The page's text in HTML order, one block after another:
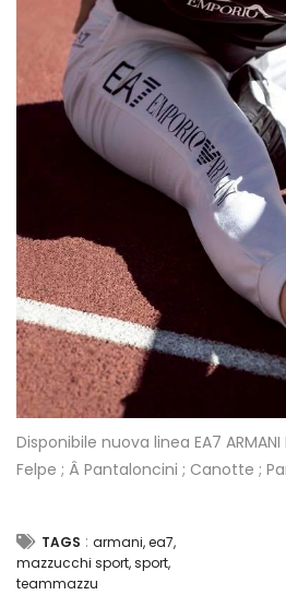
Disponibile nuova linea EA7
Felpe ; Â Pantaloncini ; Canotte ;
TAGS : armani,ea7,
mazzucchi sport,sport,
teammazzu